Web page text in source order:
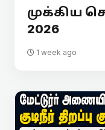
முக்கிய
2026
1 week ago